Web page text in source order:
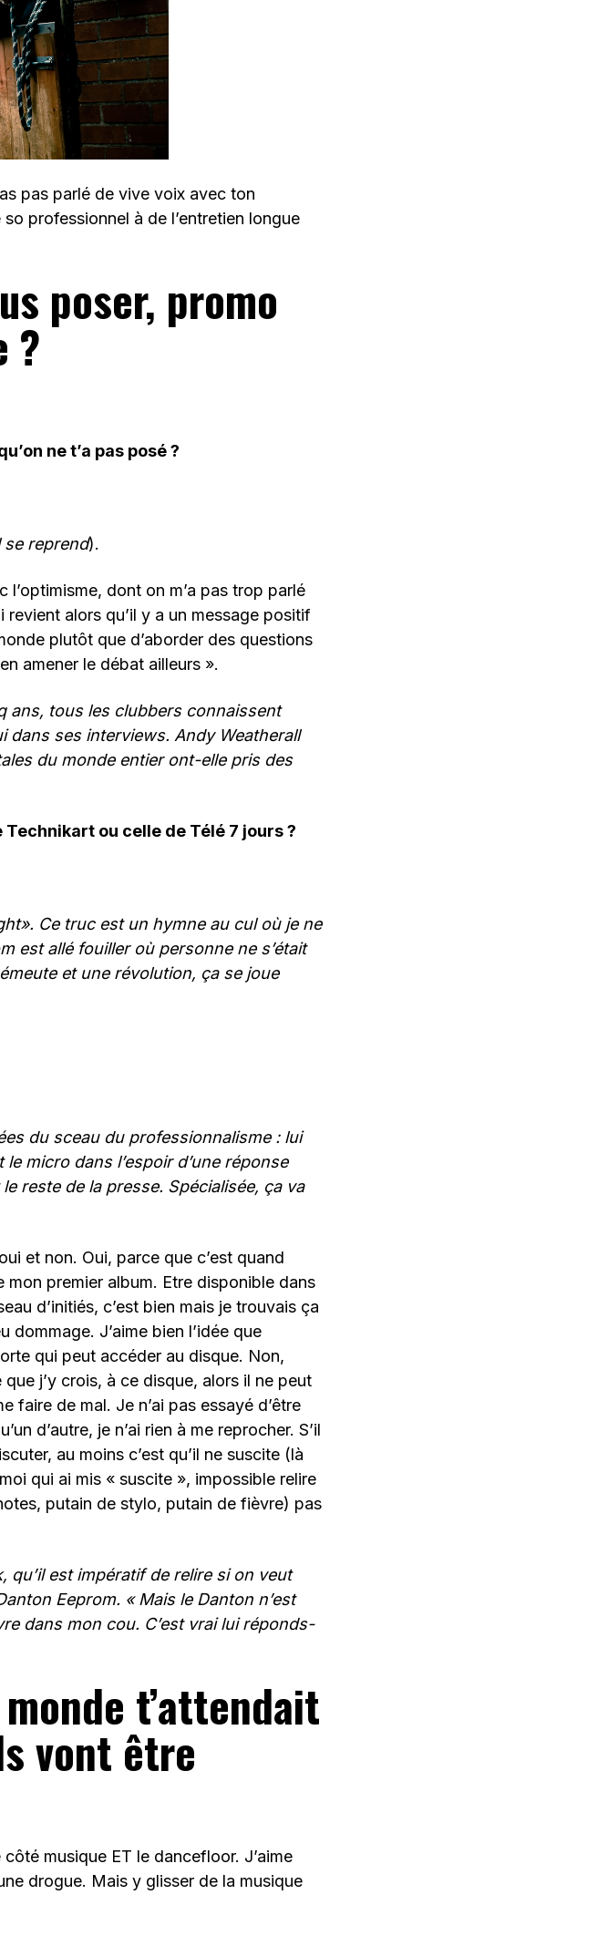
pas parlé de vive voix avec ton
professionnel à de l’entretien longue
poser, promo
?
ne t’a pas posé ?
se reprend).
dont on m’a pas trop parlé
alors qu’il y a un message positif
plutôt que d’aborder des questions
amener le débat ailleurs ».
ans, tous les clubbers connaissent
dans ses interviews. Andy Weatherall
du monde entier ont-elle pris des
ou celle de Télé 7 jours ?
Ce truc est un hymne au cul où je ne
est allé fouiller où personne ne s’était
et une révolution, ça se joue
du sceau du professionnalisme : lui
micro dans l’espoir d’une réponse
reste de la presse. Spécialisée, ça va
et non. Oui, parce que c’est quand
mon premier album. Etre disponible dans
d’initiés, c’est bien mais je trouvais ça
dommage. J’aime bien l’idée que
qui peut accéder au disque. Non,
que j’y crois, à ce disque, alors il ne peut
faire de mal. Je n’ai pas essayé d’être
d’autre, je n’ai rien à me reprocher. S’il
au moins c’est qu’il ne suscite (là
qui ai mis « suscite », impossible relire
putain de stylo, putain de fièvre) pas
qu’il est impératif de relire si on veut
Eeprom. « Mais le Danton n’est
dans mon cou. C’est vrai lui réponds-
t’attendait
vont être
musique ET le dancefloor. J’aime
drogue. Mais y glisser de la musique